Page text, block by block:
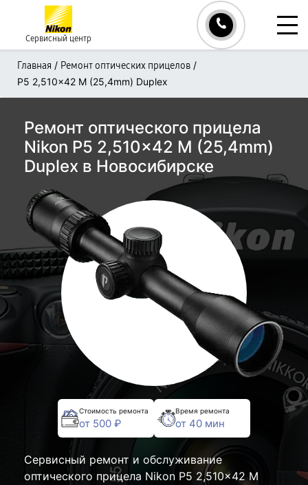
Сервисный центр
Главная / Ремонт оптических прицелов /
P5 2,510x42 M (25,4mm) Duplex
Ремонт оптического прицела
Nikon P5 2,510x42 M (25,4mm)
Duplex в Новосибирске
Стоимость ремонта
от 500 ₽
Время ремонта
от 40 мин
Сервисный ремонт и обслуживание
оптического прицела Nikon P5 2,510x42 M